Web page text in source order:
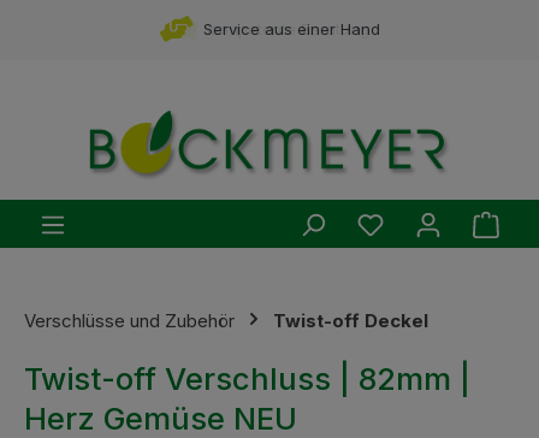
Zum Hauptinhalt springenService aus einer Hand
Du hast 0
Verschlüsse und Zubehör Twist-off Deckel
Twist-off Verschluss | 82mm |
Herz Gemüse NEU